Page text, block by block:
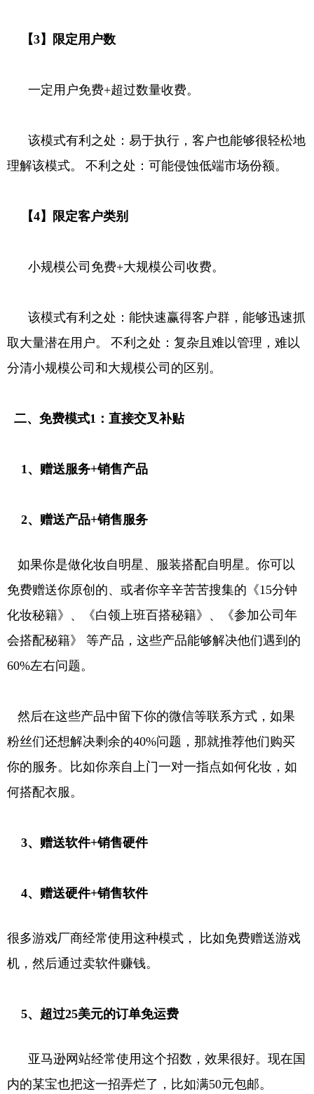
【3】限定用户数
一定用户免费+超过数量收费。
该模式有利之处：易于执行，客户也能够很轻松地
理解该模式。
不利之处：可能侵蚀低端市场份额。
【4】限定客户类别
小规模公司免费+大规模公司收费。
该模式有利之处：能快速赢得客户群，能够迅速抓
取大量潜在用户。
不利之处：复杂且难以管理，难以
分清小规模公司和大规模公司的区别。
二、免费模式1：直接交叉补贴
1、赠送服务+销售产品
2、赠送产品+销售服务
如果你是做化妆自明星、服装搭配自明星。你可以
免费赠送你原创的、或者你辛辛苦苦搜集的《15分钟
化妆秘籍》、《白领上班百搭秘籍》、《参加公司年
会搭配秘籍》 等产品，这些产品能够解决他们遇到的
60%左右问题。
然后在这些产品中留下你的微信等联系方式，如果
粉丝们还想解决剩余的40%问题，那就推荐他们购买
你的服务。比如你亲自上门一对一指点如何化妆，如
何搭配衣服。
3、赠送软件+销售硬件
4、赠送硬件+销售软件
很多游戏厂商经常使用这种模式， 比如免费赠送游戏
机，然后通过卖软件赚钱。
5、超过25美元的订单免运费
亚马逊网站经常使用这个招数，效果很好。现在国
内的某宝也把这一招弄烂了，比如满50元包邮。